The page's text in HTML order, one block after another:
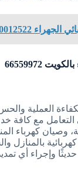
60012522
66559972
العملية
التعامل مع كافة
وصيان كهرباء
بالمنازل
حديثًا وإجراء أي